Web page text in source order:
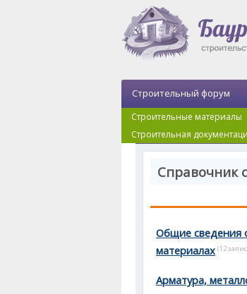
Строительный форум
Строительные материалы
Строительная
Справочник
Общие сведения
материалах (12
Арматура,